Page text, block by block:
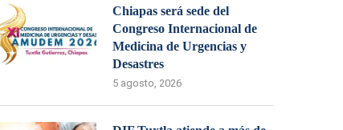
Chiapas será sede del
Congreso Internacional de
Medicina de Urgencias y
Desastres
5 agosto, 2026